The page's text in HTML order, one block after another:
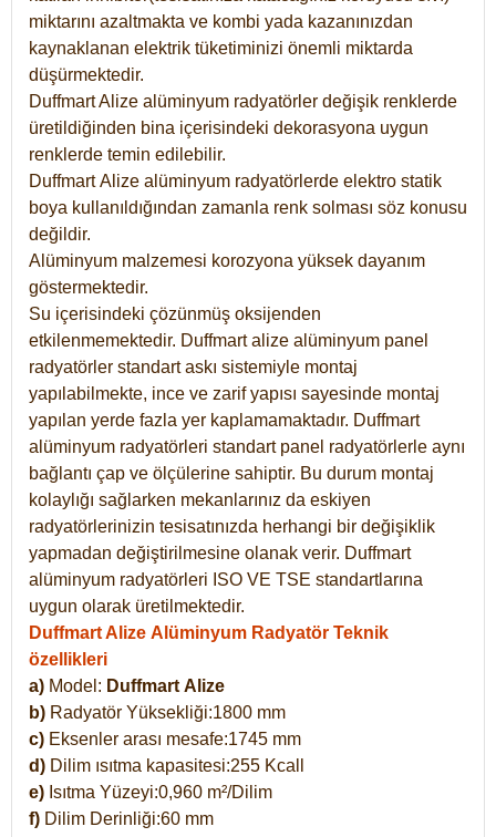
miktarını azaltmakta ve kombi yada kazanınızdan
kaynaklanan elektrik tüketiminizi önemli miktarda
düşürmektedir.
Duffmart Alize alüminyum radyatörler değişik renklerde
üretildiğinden bina içerisindeki dekorasyona uygun
renklerde temin edilebilir.
DuffmartAlize alüminyum radyatörlerde elektro statik
boya kullanıldığından zamanla renk solması söz konusu
değildir.
Alüminyum malzemesi korozyona yüksek dayanım
göstermektedir.
Su içerisindeki çözünmüş oksijenden
etkilenmemektedir. Duffmart alize alüminyum panel
radyatörler standart askı sistemiyle montaj
yapılabilmekte, ince ve zarif yapısı sayesinde montaj
yapılan yerde fazla yer kaplamamaktadır. Duffmart
alüminyum radyatörleri standart panel radyatörlerle aynı
bağlantı çap ve ölçülerine sahiptir. Bu durum montaj
kolaylığı sağlarken mekanlarınız da eskiyen
radyatörlerinizin tesisatınızda herhangi bir değişiklik
yapmadan değiştirilmesine olanak verir. Duffmart
alüminyum radyatörleri ISO VE TSE standartlarına
uygun olarak üretilmektedir.
Duffmart Alize Alüminyum Radyatör Teknik
özellikleri
a) Model: Duffmart Alize
b) Radyatör Yüksekliği:1800 mm
c) Eksenler arası mesafe:1745 mm
d) Dilim ısıtma kapasitesi:255 Kcall
e) Isıtma Yüzeyi:0,960 m²/Dilim
f) Dilim Derinliği:60 mm